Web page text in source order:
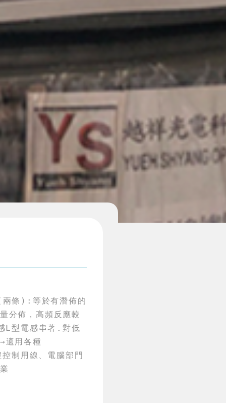
條):等於有潛佈的
分佈，高頻反應較
型電感串著.對低
適用各種
制用線、電腦部門